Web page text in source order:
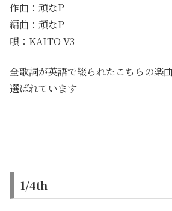
作曲：頑なP
編曲：頑なP
唄：KAITO V3
全歌詞が英語で綴られたこちらの楽
選ばれています
1/4th